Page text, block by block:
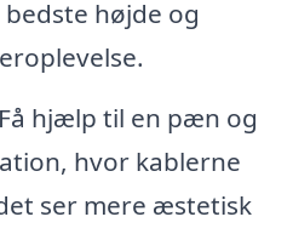
højde og
Få hjælp til en pæn og
hvor kablerne
ser mere æstetisk